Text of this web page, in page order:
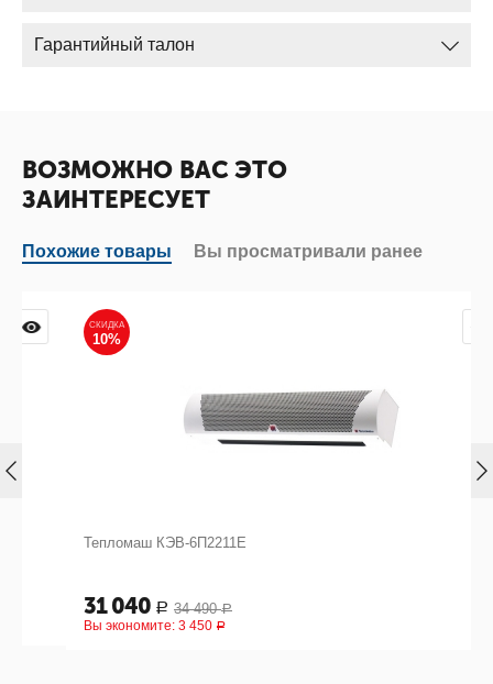
Гарантийный талон
ВОЗМОЖНО ВАС ЭТО
ЗАИНТЕРЕСУЕТ
Похожие товары Вы просматривали ранее
Тепломаш КЭВ-6П2211Е
31 040 Р 34 490 Р
Вы экономите:3 450 Р